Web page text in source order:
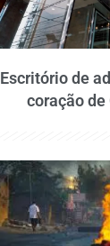
Escritório de
coração de